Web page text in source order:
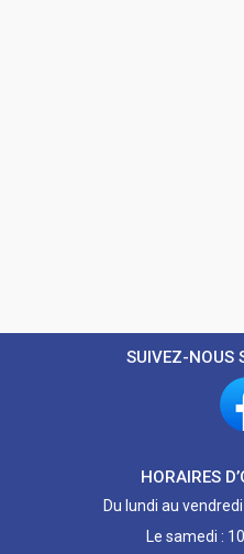
SUIVEZ-NOUS
HORAIRES
Du lundi au
Le samedi :